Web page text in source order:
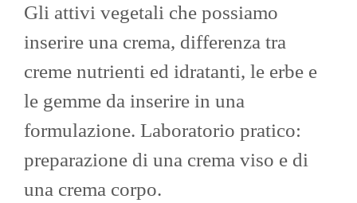
Gli attivi vegetali che possiamo
inserire una crema, differenza tra
creme nutrienti ed idratanti, le erbe e
le gemme da inserire in una
formulazione. Laboratorio pratico:
preparazione di una crema viso e di
una crema corpo.